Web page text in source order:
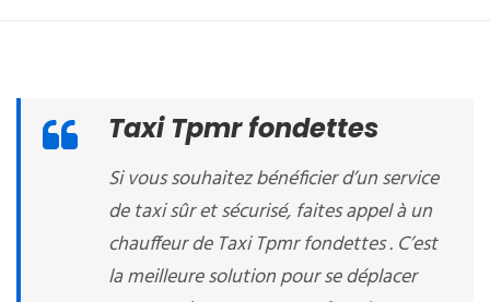
Taxi Tpmr fondettes
Si vous souhaitez bénéficier d’un service
de taxi sûr et sécurisé, faites appel à un
chauffeur de Taxi Tpmr fondettes . C’est
la meilleure solution pour se déplacer